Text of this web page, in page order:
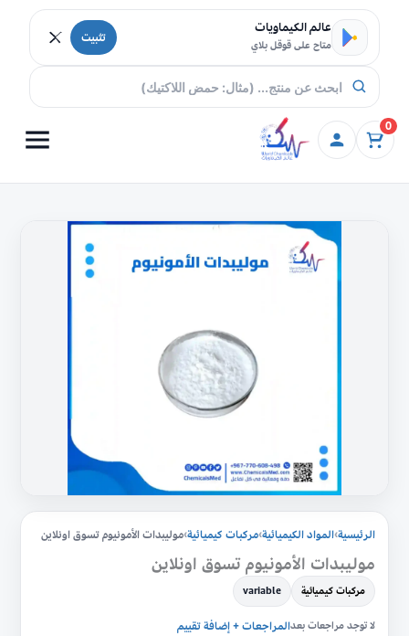
تخطي إلى المحتوى
عالم الكيماويات
متاح على قوقل بلاي تثبيت
0
الرئيسية›المواد الكيميائية›مركبات كيميائية›موليبدات الأمونيوم تسوق اونلاين
موليبدات الأمونيوم تسوق اونلاين
مركبات كيميائية variable
لا توجد مراجعات بعدالمراجعات + إضافة تقييم
موليبدات
الأمونيوم